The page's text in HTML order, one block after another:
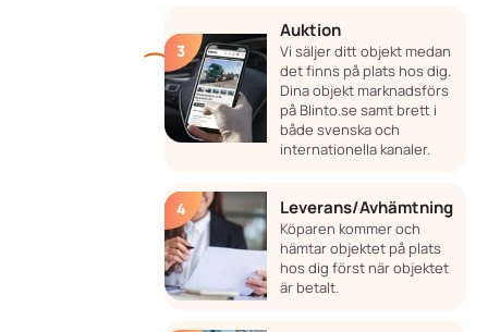
Auktion
Vi säljer ditt objekt medan
det finns på plats hos dig.
Dina objekt marknadsförs
på Blinto.se samt brett i
både svenska och
internationella kanaler.
Leverans/Avhämtning
Köparen kommer och
hämtar objektet på plats
hos dig först när objektet
är betalt.